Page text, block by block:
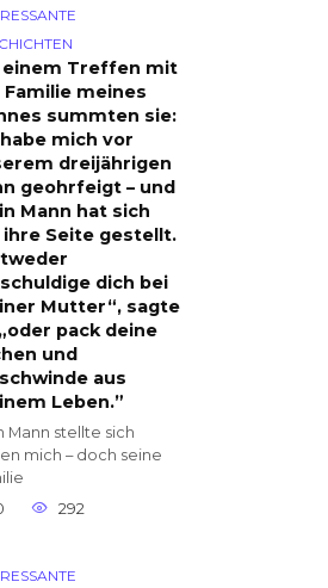
einem Treffen mit
Familie meines
summten sie:
mich vor
dreijährigen
geohrfeigt – und
Mann hat sich
ihre Seite gestellt.
dich bei
Mutter“, sagte
pack deine
und
aus
Leben.”
Mann stellte sich
mich – doch seine
292